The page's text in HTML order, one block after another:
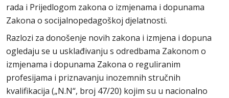
rada i Prijedlogom zakona o izmjenama i dopunama
Zakona o socijalnopedagoškoj djelatnosti.
Razlozi za donošenje novih zakona i izmjena i dopuna
ogledaju se u usklađivanju s odredbama Zakonom o
izmjenama i dopunama Zakona o reguliranim
profesijama i priznavanju inozemnih stručnih
kvalifikacija („N.N“, broj 47/20) kojim su u nacionalno